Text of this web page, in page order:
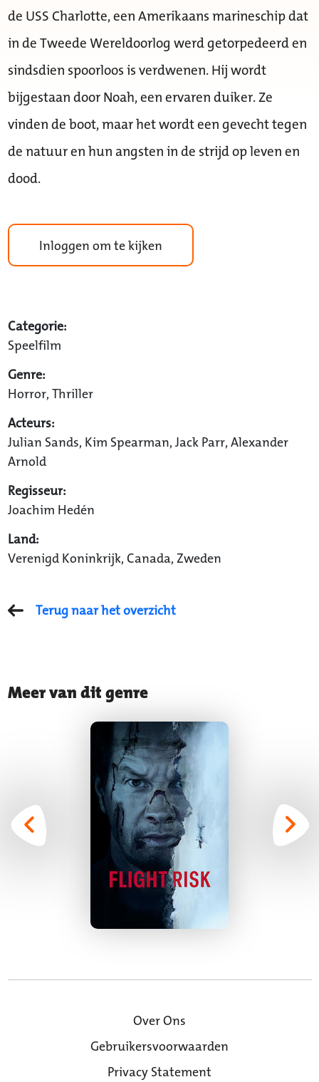
de USS Charlotte, een Amerikaans marineschip dat
in de Tweede Wereldoorlog werd getorpedeerd en
sindsdien spoorloos is verdwenen. Hij wordt
bijgestaan door Noah, een ervaren duiker. Ze
vinden de boot, maar het wordt een gevecht tegen
de natuur en hun angsten in de strijd op leven en
dood.
Inloggen om te kijken
Categorie:
Speelfilm
Genre:
Horror, Thriller
Acteurs:
Julian Sands, Kim Spearman, Jack Parr, Alexander
Arnold
Regisseur:
Joachim Hedén
Land:
Verenigd Koninkrijk, Canada, Zweden
Terug naar het overzicht
Meer van dit genre
Over Ons
Gebruikersvoorwaarden
Privacy Statement